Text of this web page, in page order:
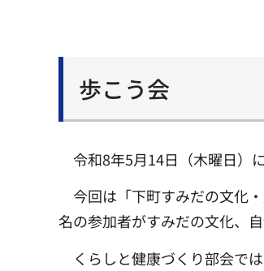
歩こう会
令和8年5月14日（木曜日）
今回は「下町すみだの文化
名の参加者がすみだの文化、
くらしと健康づくり部会で